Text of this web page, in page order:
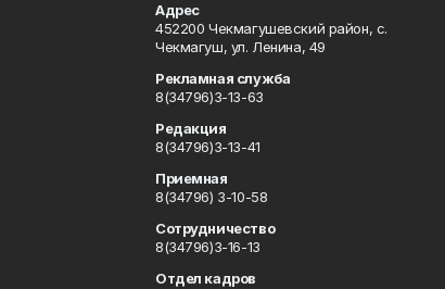
Адрес
452200 Чекмагушевский район, с.
Чекмагуш, ул. Ленина, 49
Рекламная служба
8(34796)3-13-63
Редакция
8(34796)3-13-41
Приемная
8(34796) 3-10-58
Сотрудничество
8(34796)3-16-13
Отдел кадров